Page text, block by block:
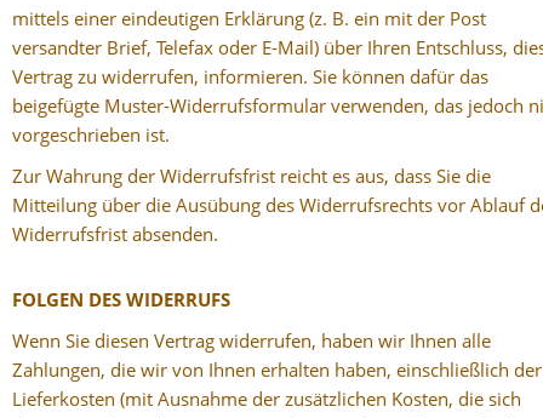
mittels einer eindeutigen Erklärung (z. B. ein mit der Post
versandter Brief, Telefax oder E-Mail) über Ihren Entschluss,
Vertrag zu widerrufen, informieren. Sie können dafür das
beigefügte Muster-Widerrufsformular verwenden, das jedoch
vorgeschrieben ist.
Zur Wahrung der Widerrufsfrist reicht es aus, dass Sie die
Mitteilung über die Ausübung des Widerrufsrechts vor Ablauf
Widerrufsfrist absenden.
FOLGEN DES WIDERRUFS
Wenn Sie diesen Vertrag widerrufen, haben wir Ihnen alle
Zahlungen, die wir von Ihnen erhalten haben, einschließlich der
Lieferkosten (mit Ausnahme der zusätzlichen Kosten, die sich